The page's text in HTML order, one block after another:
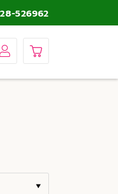
526962